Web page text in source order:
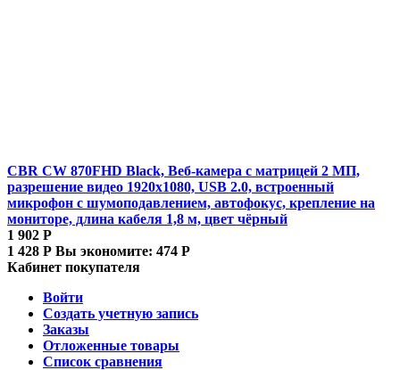
CBR CW 870FHD Black, Веб-камера с матрицей 2 МП,
разрешение видео 1920х1080, USB 2.0, встроенный
микрофон с шумоподавлением, автофокус, крепление на
мониторе, длина кабеля 1,8 м, цвет чёрный
1 902 Р
1 428 Р Вы экономите: 474 Р
Кабинет покупателя
Войти
Создать учетную запись
Заказы
Отложенные товары
Список сравнения